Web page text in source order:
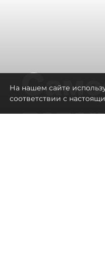
На нашем сайте
соответствии с